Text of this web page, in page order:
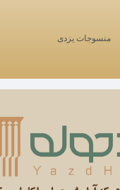
منسوجات یزدی